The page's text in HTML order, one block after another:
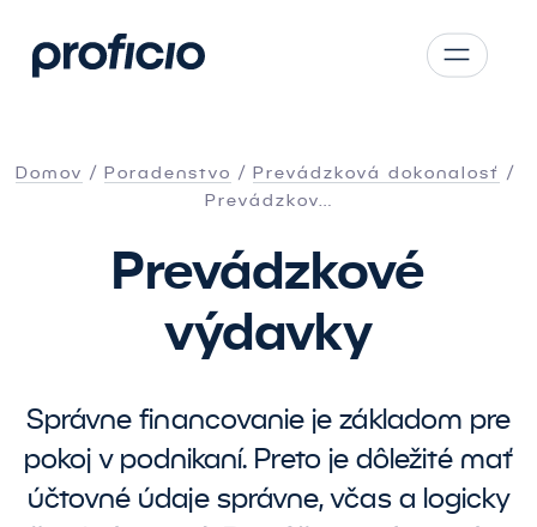
PL
Domov Poradenstvo
Prevádzková dokonalosť
Prevádzkov…
Prevádzkové
výdavky
Správne financovanie je základom pre
pokoj v podnikaní. Preto je dôležité mať
účtovné údaje správne, včas a logicky